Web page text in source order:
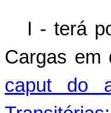
I - terá
Cargas em
caput do